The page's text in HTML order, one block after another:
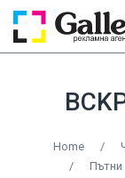
Home /
/
Пътни